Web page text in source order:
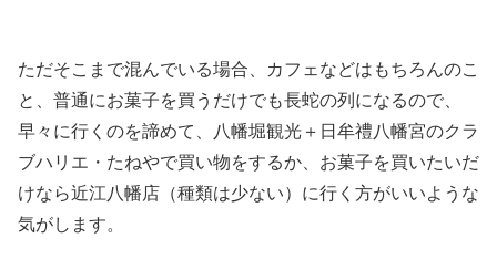
ただそこまで混んでいる場合、カフェなどはもちろんのこ
と、普通にお菓子を買うだけでも長蛇の列になるので、
早々に行くのを諦めて、八幡堀観光＋日牟禮八幡宮のクラ
ブハリエ・たねやで買い物をするか、お菓子を買いたいだ
けなら近江八幡店（種類は少ない）に行く方がいいような
気がします。